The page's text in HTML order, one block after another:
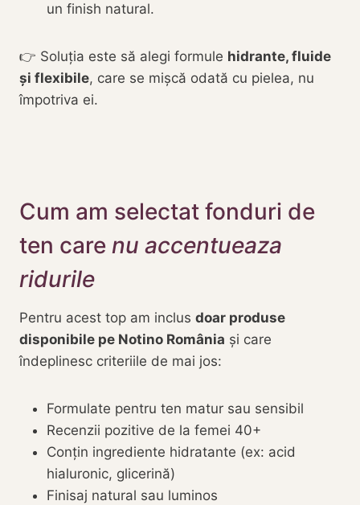
un finish natural.
👉 Soluția este să alegi formule hidrante, fluide
și flexibile, care se mișcă odată cu pielea, nu
împotriva ei.
Cum am selectat fonduri de
ten care nu accentueaza
ridurile
Pentru acest top am inclus doar produse
disponibile pe Notino România și care
îndeplinesc criteriile de mai jos:
Formulate pentru ten matur sau sensibil
Recenzii pozitive de la femei 40+
Conțin ingrediente hidratante (ex: acid
hialuronic, glicerină)
Finisaj natural sau luminos